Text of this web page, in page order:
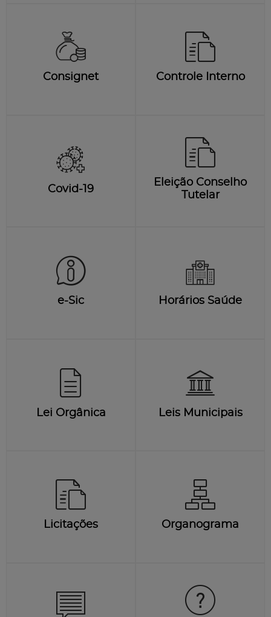
Consignet Controle Interno
Covid-19
Eleição Conselho
Tutelar
e-Sic Horários Saúde
Lei Orgânica Leis Municipais
Licitações Organograma